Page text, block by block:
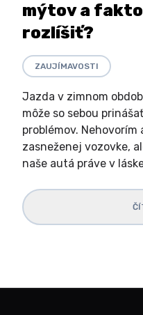
mýtov a
rozlíšiť?
ZAUJÍMAVOSTI
Jazda v zimnom
môže so sebou
problémov.
zasneženej vozovke,
naše autá práve v